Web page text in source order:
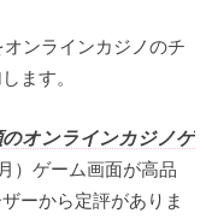
ンラインカジノのチ
ます。
のオンラインカジノゲ
）ゲーム画面が高品
ーから定評がありま